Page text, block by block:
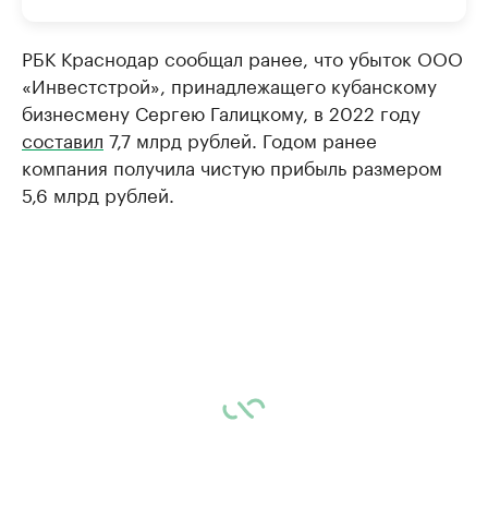
РБК Краснодар сообщал ранее, что убыток ООО
«Инвестстрой», принадлежащего кубанскому
бизнесмену Сергею Галицкому, в 2022 году
составил 7,7 млрд рублей. Годом ранее
компания получила чистую прибыль размером
5,6 млрд рублей.